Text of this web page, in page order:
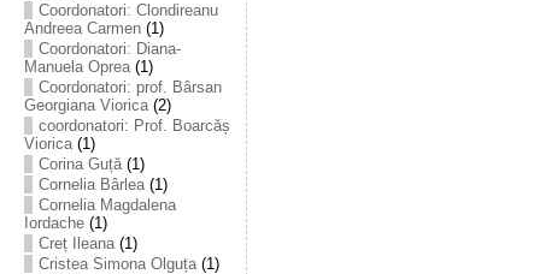
Coordonatori: Clondireanu
Andreea Carmen(1)
Coordonatori: Diana-
Manuela Oprea(1)
Coordonatori: prof. Bârsan
Georgiana Viorica(2)
coordonatori: Prof. Boarcăș
Viorica(1)
Corina Guță(1)
Cornelia Bârlea(1)
Cornelia Magdalena
Iordache(1)
Creț Ileana(1)
Cristea Simona Olguța(1)